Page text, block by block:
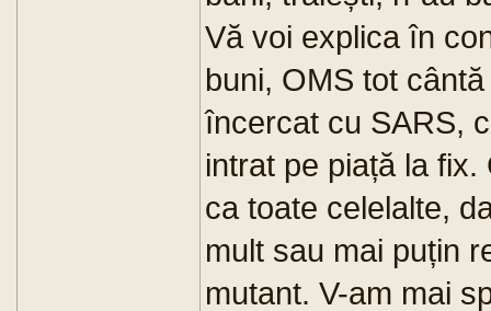
Vă voi explica în
buni, OMS tot
încercat cu SARS,
intrat pe piață la
ca toate celelalte,
mult sau mai puțin
mutant. V-am mai